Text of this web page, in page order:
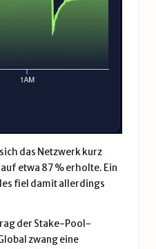
das Netzwerk kurz
etwa 87 % erholte. Ein
fiel damit allerdings
der Stake-Pool-
zwang eine